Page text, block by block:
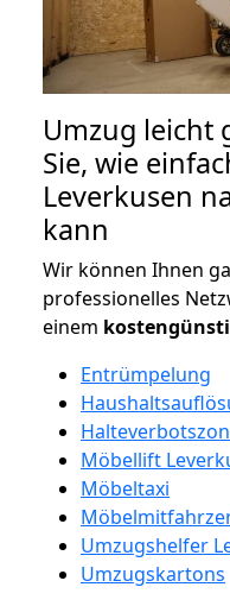
Umzug leicht
Sie, wie
Leverkusen
kann
Wir können Ihnen
professionelles
einem
Entrümpelung
Möbellift
Möbeltaxi
Umzugshelfer
Umzugskartons